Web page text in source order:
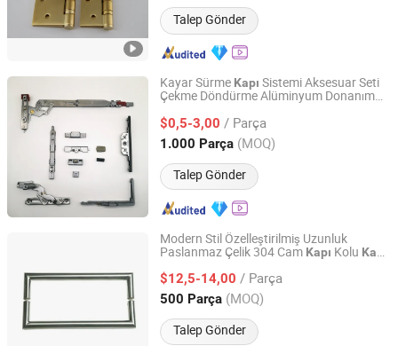
Talep Gönder
Kayar Sürme Kapı Sistemi Aksesuar Seti
Çekme Döndürme Alüminyum Donanım
$0,5-3,00 / Parça
1.000 Parça (MOQ)
Talep Gönder
Guangdong Jinhuahai Aluminum Co., Ltd.
Guangdong, China Fiyat 2024
Modern Stil Özelleştirilmiş Uzunluk
Paslanmaz Çelik 304 Cam Kapı Kolu Kapı
$12,5-14,00 / Parça
500 Parça (MOQ)
Talep Gönder
Guangdong, China Fiyat 2010